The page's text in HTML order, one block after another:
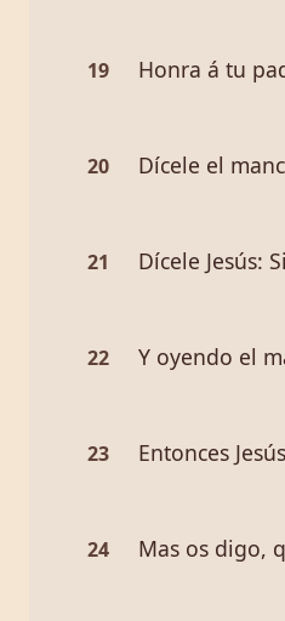
19 Honra á tu
20 Dícele el
21 Dícele Jesús:
22 Y oyendo el
23 Entonces
24 Mas os digo,